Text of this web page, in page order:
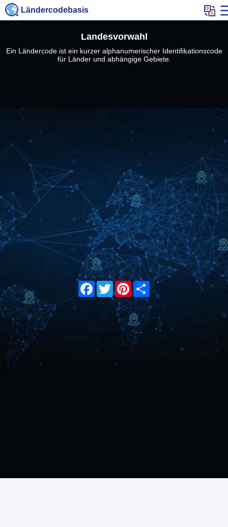
Ländercodebasis
Landesvorwahl
Ein Ländercode ist ein kurzer alphanumerischer Identifikationscode
für Länder und abhängige Gebiete.
Facebook
TwitterPinterest
Share